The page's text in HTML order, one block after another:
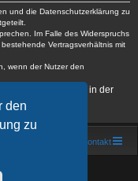
den
zu
und die Datenschutzerklärung zu
Im Falle des Widerspruchs
Vertragsverhältnis mit
wenn der Nutzer den
Daten sind in der
Kontakt